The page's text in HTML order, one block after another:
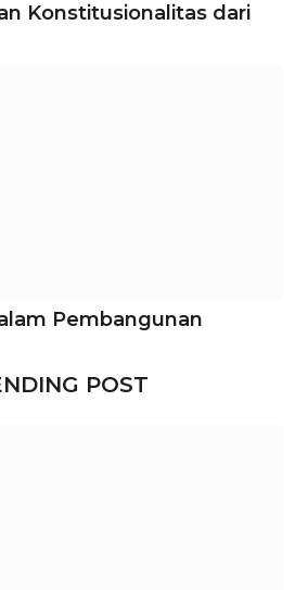
Konstitusionalitas dari
Pembangunan
POST